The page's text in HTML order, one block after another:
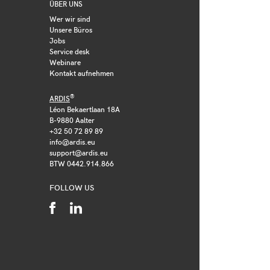
ÜBER UNS
Wer wir sind
Unsere Büros
Jobs
Service desk
Webinare
Kontakt aufnehmen
ARDIS®
Léon Bekaertlaan 18A
B-9880 Aalter
+32 50 72 89 89
info@ardis.eu
support@ardis.eu
BTW 0442.914.866
FOLLOW US